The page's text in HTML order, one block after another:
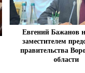
Евгений Бажанов
заместителем
правительства
области